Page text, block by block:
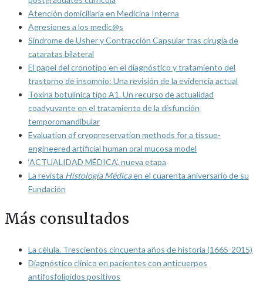
Atención domiciliaria en Medicina Interna
Agresiones a los medic@s
Síndrome de Usher y Contracción Capsular tras cirugía de
cataratas bilateral
El papel del cronotipo en el diagnóstico y tratamiento del
trastorno de insomnio: Una revisión de la evidencia actual
Toxina botulínica tipo A1. Un recurso de actualidad
coadyuvante en el tratamiento de la disfunción
temporomandibular
Evaluation of cryopreservation methods for a tissue-
engineered artificial human oral mucosa model
‘ACTUALIDAD MÉDICA’, nueva etapa
La revista Histología Médicaen el cuarenta aniversario de su
Fundación
Más consultados
La célula. Trescientos cincuenta años de historia (1665-2015)
Diagnóstico clínico en pacientes con anticuerpos
antifosfolípidos positivos